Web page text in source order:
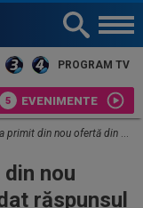
PROGRAM TV
EVENIMENTE
din SuperLigă și a dat răspunsul pe loc
nou
răspunsul